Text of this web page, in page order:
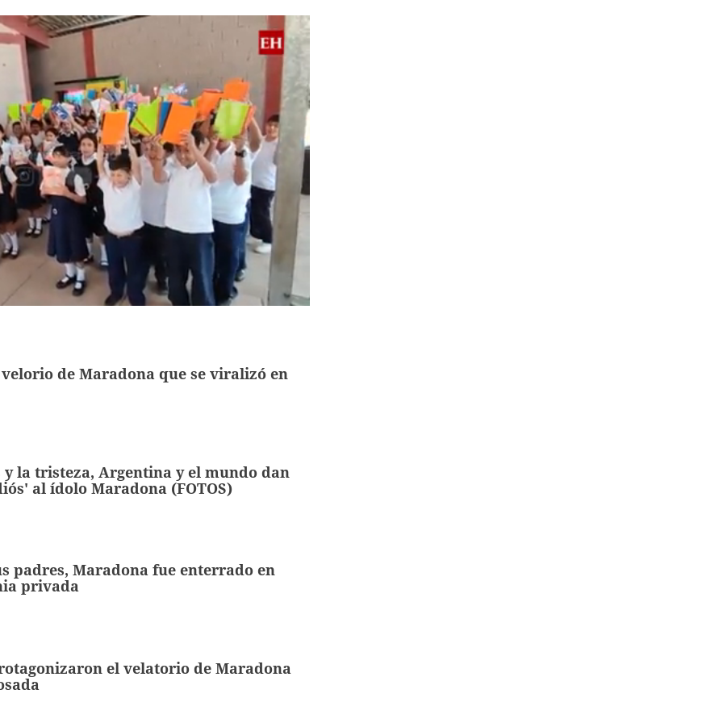
de Maradona que se viralizó en
y la tristeza, Argentina y el mundo dan
al ídolo Maradona (FOTOS)
padres, Maradona fue enterrado en
privada
el velatorio de Maradona